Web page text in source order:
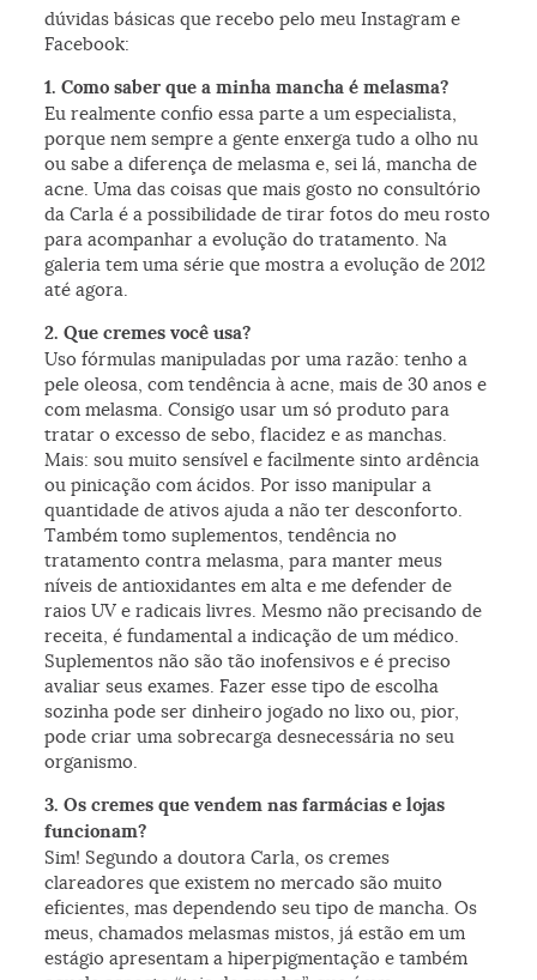
dúvidas básicas que recebo pelo meu Instagram e
Facebook:
1. Como saber que a minha mancha é melasma?
Eu realmente confio essa parte a um especialista,
porque nem sempre a gente enxerga tudo a olho nu
ou sabe a diferença de melasma e, sei lá, mancha de
acne. Uma das coisas que mais gosto no consultório
da Carla é a possibilidade de tirar fotos do meu rosto
para acompanhar a evolução do tratamento. Na
galeria tem uma série que mostra a evolução de 2012
até agora.
2. Que cremes você usa?
Uso fórmulas manipuladas por uma razão: tenho a
pele oleosa, com tendência à acne, mais de 30 anos e
com melasma. Consigo usar um só produto para
tratar o excesso de sebo, flacidez e as manchas.
Mais: sou muito sensível e facilmente sinto ardência
ou pinicação com ácidos. Por isso manipular a
quantidade de ativos ajuda a não ter desconforto.
Também tomo suplementos, tendência no
tratamento contra melasma, para manter meus
níveis de antioxidantes em alta e me defender de
raios UV e radicais livres. Mesmo não precisando de
receita, é fundamental a indicação de um médico.
Suplementos não são tão inofensivos e é preciso
avaliar seus exames. Fazer esse tipo de escolha
sozinha pode ser dinheiro jogado no lixo ou, pior,
pode criar uma sobrecarga desnecessária no seu
organismo.
3. Os cremes que vendem nas farmácias e lojas
funcionam?
Sim! Segundo a doutora Carla, os cremes
clareadores que existem no mercado são muito
eficientes, mas dependendo seu tipo de mancha. Os
meus, chamados melasmas mistos, já estão em um
estágio apresentam a hiperpigmentação e também